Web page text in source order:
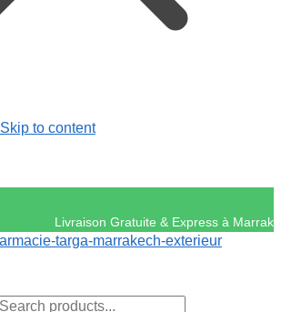
Skip to content
Livraison Gratuite &